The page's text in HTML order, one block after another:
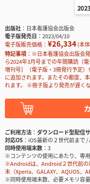
出版社
日本看護協会出版会
電子版発売日
2023/04/10
電子版販売価格： ¥26,334(本
特記事項
※日本看護協会出版会
ら2024年3月号までの年間購読（
増刊号］（電子版・3冊発行予定
に追加されます。またその都度、
れます。 ※冊子版より発売が遅く
ご利用方法
ダウンロード型配信
対応OS
iOS最新の２世代前まで
同時使用端末数
3
※コンテンツの使用にあたり、専
※Androidは、Android２世代前の
末（Xperia、GALAXY、AQUOS、
※同時使用端末数、必要メモリ容